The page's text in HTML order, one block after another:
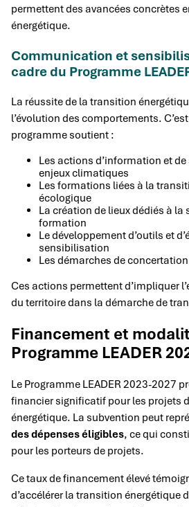
permettent des avancées concrètes
énergétique.
Communication et
cadre du Programme
La réussite de la transition
l’évolution des comportements.
programme soutient :
Les actions d’information et
enjeux climatiques
Les formations liées à la
écologique
La création de lieux dédiés à
formation
Le développement d’outils et
sensibilisation
Les démarches de
Ces actions permettent d’impliquer
du territoire dans la démarche de
Financement et
Programme LEADER
Le Programme LEADER 2023-2027
financier significatif pour les projets
énergétique. La subvention peut
des dépenses éligibles, ce qui
pour les porteurs de projets.
Ce taux de financement élevé
d’accélérer la transition énergétique